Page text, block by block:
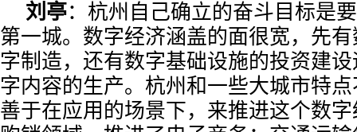
刘亭：杭州自己确立的奋斗目标是
第一城。数字经济涵盖的面很宽，先
字制造，还有数字基础设施的投资建
字内容的生产。杭州和一些大城市特
善于在应用的场景下，来推进这个数